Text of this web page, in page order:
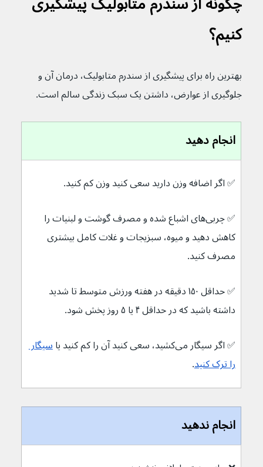
کنیم؟
بهترین راه برای پیشگیری از سندرم متابولیک، درمان آن و
جلوگیری از عوارض، داشتن یک سبک زندگی سالم است.
انجام دهید
✅ اگر اضافه وزن دارید سعی کنید وزن کم کنید.
✅
چربی‌های اشباع شده و مصرف گوشت و لبنیات را
کاهش دهید و میوه، سبزیجات و غلات کامل بیشتری
مصرف کنید.
✅
حداقل ۱۵۰ دقیقه در هفته ورزش متوسط تا شدید
داشته باشید که در حداقل ۴ یا ۵ روز پخش شود.
✅ اگر سیگار می‌کشید، سعی کنید آن را کم کنید یا
سیگار
را ترک کنید.
انجام ندهید